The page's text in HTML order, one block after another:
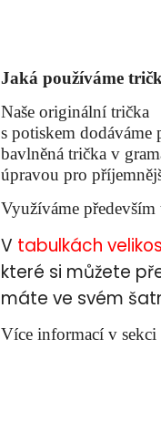
Jaká používáme
Naše originální trička
s potiskem dodáváme
bavlněná trička v
úpravou pro
Využíváme
V tabulkách
které si můžete
máte ve svém
Více informací v sekci